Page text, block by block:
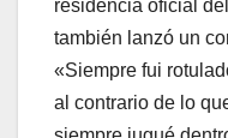
residencia oficial
también lanzó un
«Siempre fui
al contrario de lo